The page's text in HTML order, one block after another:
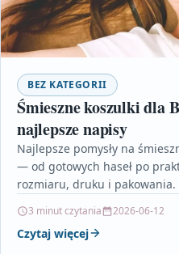
BEZ KATEGORII
Śmieszne koszulki dla
najlepsze napisy
Najlepsze pomysły na
— od gotowych haseł po
rozmiaru, druku i
3 minut czytania 2026-06-12
Czytaj więcej